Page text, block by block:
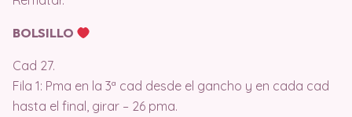
BOLSILLO
Cad 27.
Fila 1: Pma en la 3ª cad desde el gancho y en cada cad
hasta el final, girar – 26 pma.